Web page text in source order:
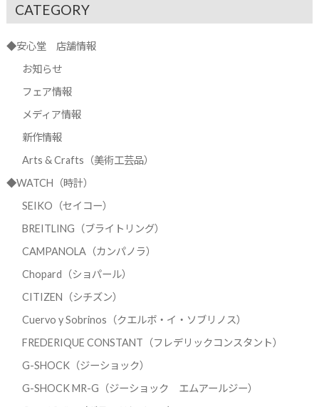
CATEGORY
◆安心堂 店舗情報
お知らせ
フェア情報
メディア情報
新作情報
Arts & Crafts（美術工芸品）
◆WATCH（時計）
SEIKO（セイコー）
BREITLING（ブライトリング）
CAMPANOLA（カンパノラ）
Chopard（ショパール）
CITIZEN（シチズン）
Cuervo y Sobrinos（クエルボ・イ・ソブリノス）
FREDERIQUE CONSTANT（フレデリックコンスタント）
G-SHOCK（ジーショック）
G-SHOCK MR-G（ジーショック エムアールジー）